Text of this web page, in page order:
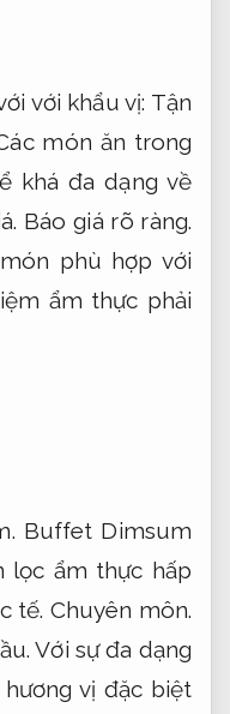
với khẩu vị: Tận
món ăn trong
khá đa dạng về
Báo giá rõ ràng.
phù hợp với
ẩm thực phải
Buffet Dimsum
lọc ẩm thực hấp
tế. Chuyên môn.
Với sự đa dạng
hương vị đặc biệt